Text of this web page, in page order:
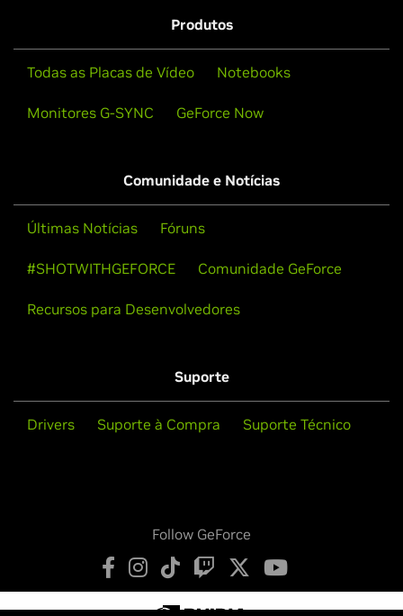
Produtos
Todas as Placas de Vídeo Notebooks
Monitores G-SYNC GeForce Now
Comunidade e Notícias
Últimas Notícias Fóruns
#SHOTWITHGEFORCE Comunidade GeForce
Recursos para Desenvolvedores
Suporte
Drivers Suporte à Compra Suporte Técnico
Follow GeForce